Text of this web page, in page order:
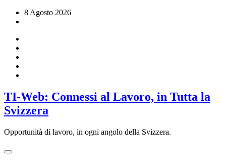
8 Agosto 2026
TI-Web: Connessi al Lavoro, in Tutta la
Svizzera
Opportunità di lavoro, in ogni angolo della Svizzera.